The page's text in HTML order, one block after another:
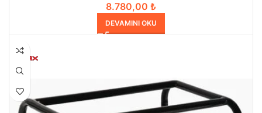
8.780,00 ₺
DEVAMINI OKU